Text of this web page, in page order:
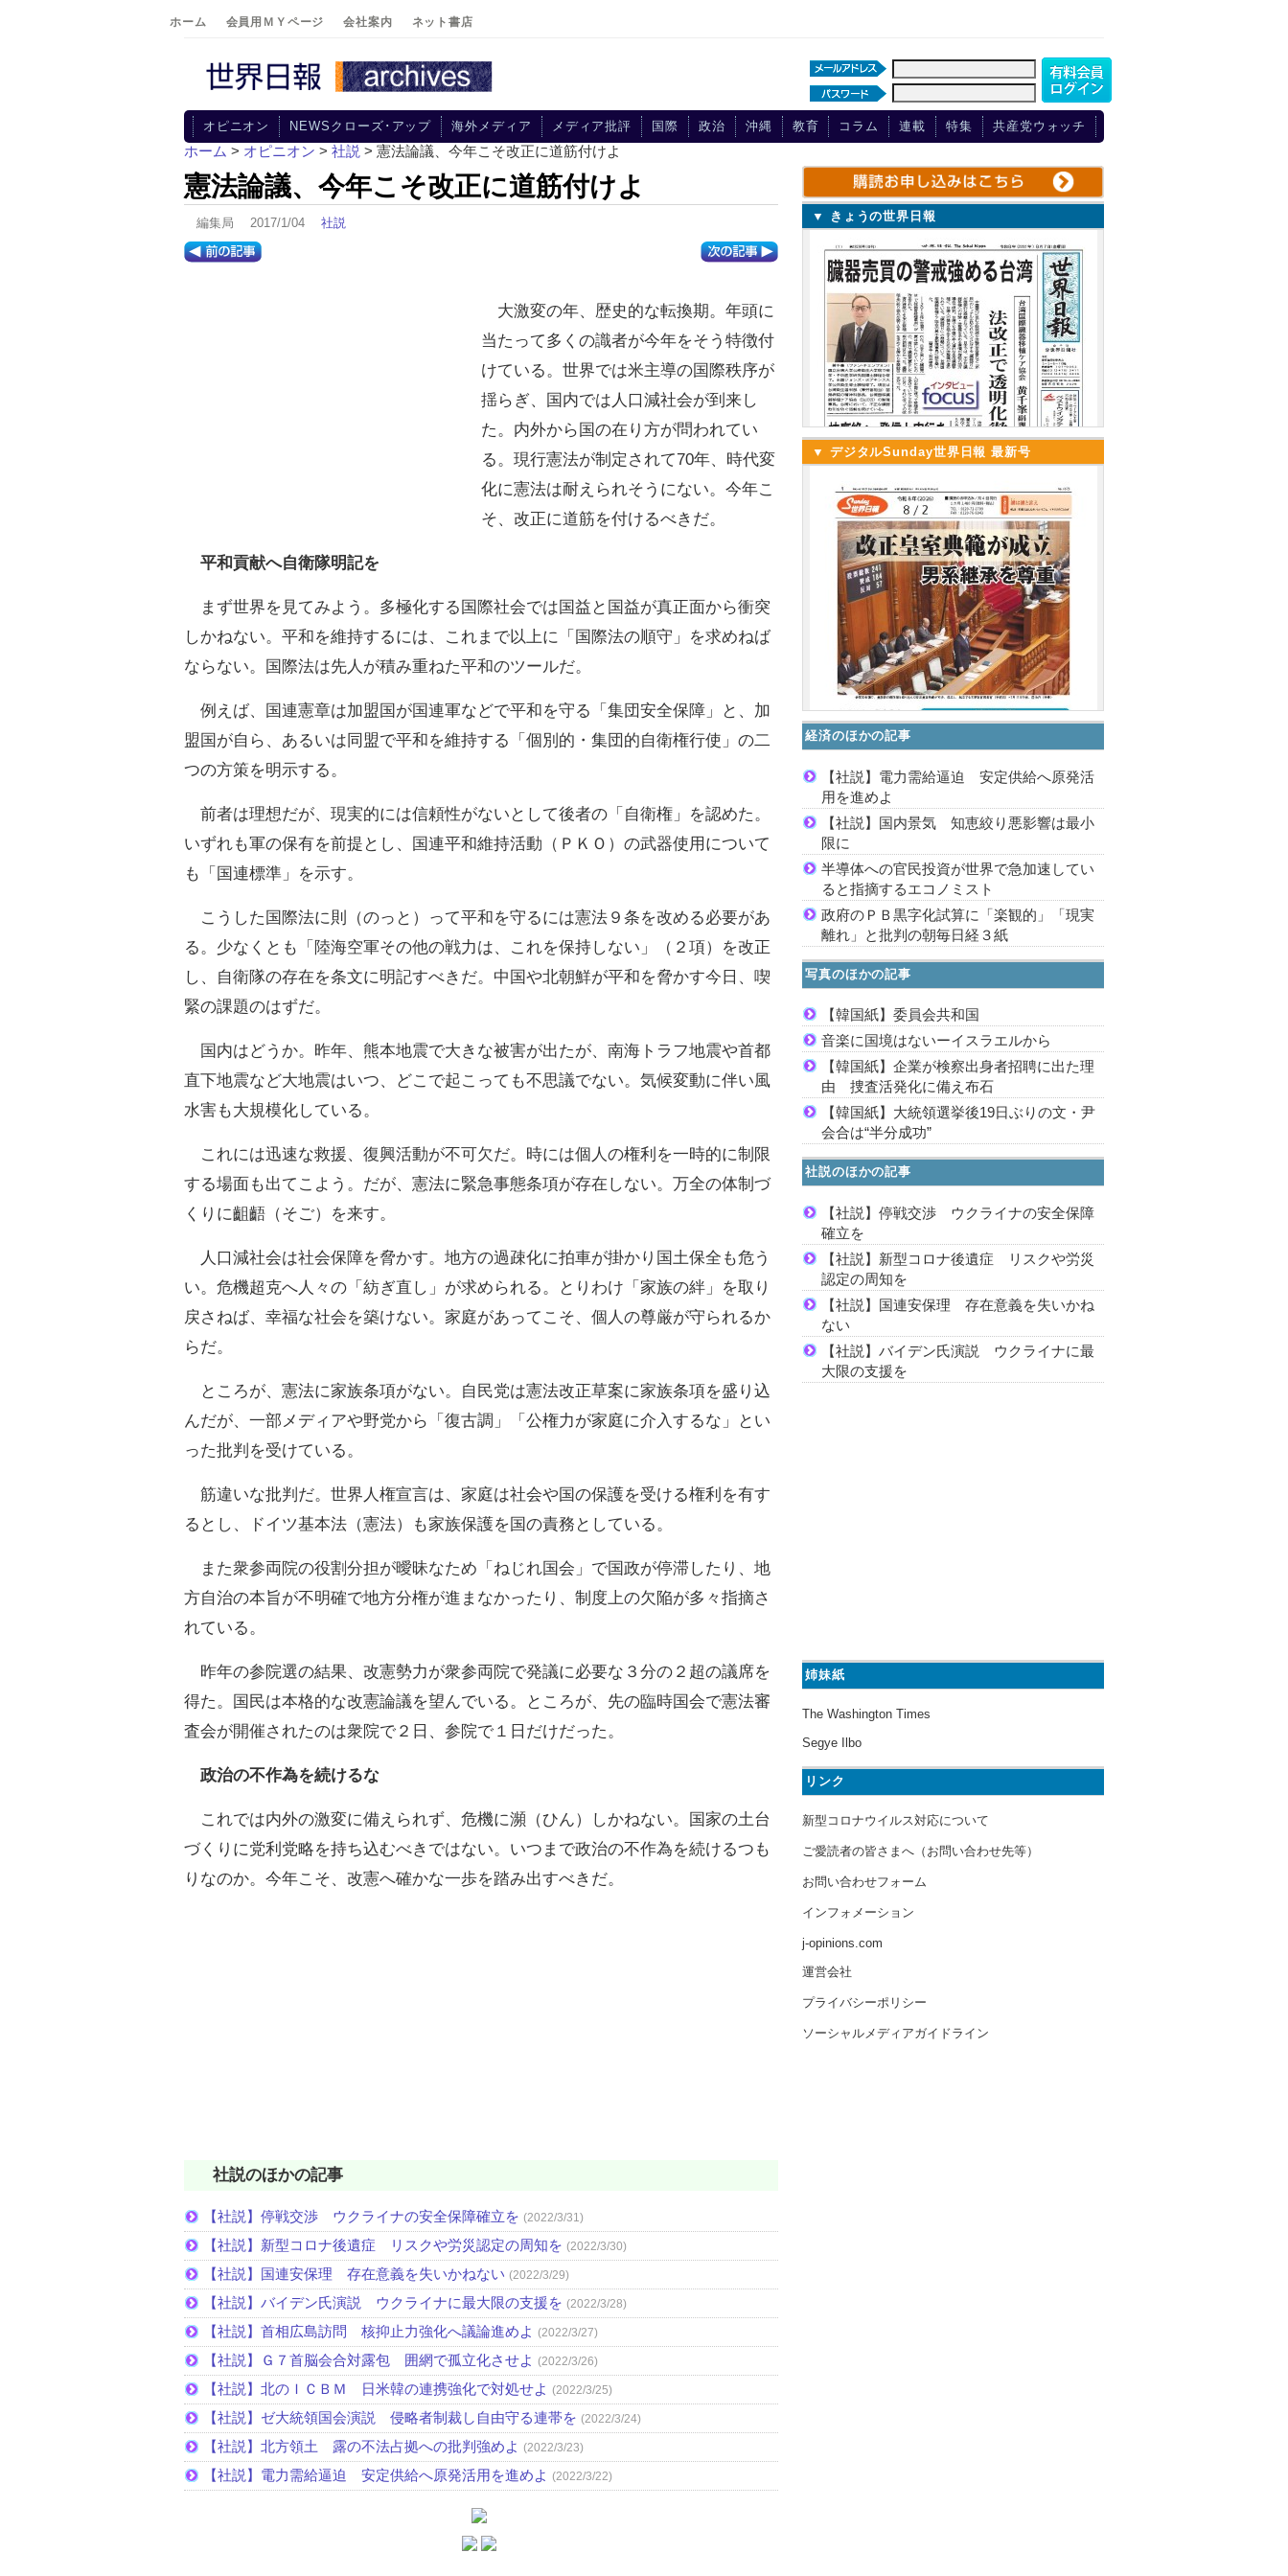
ホーム 会員用ＭＹページ 会社案内 ネット書店
オピニオン NEWSクローズ･アップ 海外メディア メディア批評 国際 政治 沖縄 教育 コラム 連載 特集 共産党ウォッチ
ホーム > オピニオン > 社説 > 憲法論議、今年こそ改正に道筋付けよ
憲法論議、今年こそ改正に道筋付けよ
編集局 2017/1/04 社説
大激変の年、歴史的な転換期。年頭に
当たって多くの識者が今年をそう特徴付
けている。世界では米主導の国際秩序が
揺らぎ、国内では人口減社会が到来し
た。内外から国の在り方が問われてい
る。現行憲法が制定されて70年、時代変
化に憲法は耐えられそうにない。今年こ
そ、改正に道筋を付けるべきだ。
平和貢献へ自衛隊明記を
まず世界を見てみよう。多極化する国際社会では国益と国益が真正面から衝突
しかねない。平和を維持するには、これまで以上に「国際法の順守」を求めねば
ならない。国際法は先人が積み重ねた平和のツールだ。
例えば、国連憲章は加盟国が国連軍などで平和を守る「集団安全保障」と、加
盟国が自ら、あるいは同盟で平和を維持する「個別的・集団的自衛権行使」の二
つの方策を明示する。
前者は理想だが、現実的には信頼性がないとして後者の「自衛権」を認めた。
いずれも軍の保有を前提とし、国連平和維持活動（ＰＫＯ）の武器使用について
も「国連標準」を示す。
こうした国際法に則（のっと）って平和を守るには憲法９条を改める必要があ
る。少なくとも「陸海空軍その他の戦力は、これを保持しない」（２項）を改正
し、自衛隊の存在を条文に明記すべきだ。中国や北朝鮮が平和を脅かす今日、喫
緊の課題のはずだ。
国内はどうか。昨年、熊本地震で大きな被害が出たが、南海トラフ地震や首都
直下地震など大地震はいつ、どこで起こっても不思議でない。気候変動に伴い風
水害も大規模化している。
これには迅速な救援、復興活動が不可欠だ。時には個人の権利を一時的に制限
する場面も出てこよう。だが、憲法に緊急事態条項が存在しない。万全の体制づ
くりに齟齬（そご）を来す。
人口減社会は社会保障を脅かす。地方の過疎化に拍車が掛かり国土保全も危う
い。危機超克へ人々の「紡ぎ直し」が求められる。とりわけ「家族の絆」を取り
戻さねば、幸福な社会を築けない。家庭があってこそ、個人の尊厳が守られるか
らだ。
ところが、憲法に家族条項がない。自民党は憲法改正草案に家族条項を盛り込
んだが、一部メディアや野党から「復古調」「公権力が家庭に介入するな」とい
った批判を受けている。
筋違いな批判だ。世界人権宣言は、家庭は社会や国の保護を受ける権利を有す
るとし、ドイツ基本法（憲法）も家族保護を国の責務としている。
また衆参両院の役割分担が曖昧なため「ねじれ国会」で国政が停滞したり、地
方自治の本旨が不明確で地方分権が進まなかったり、制度上の欠陥が多々指摘さ
れている。
昨年の参院選の結果、改憲勢力が衆参両院で発議に必要な３分の２超の議席を
得た。国民は本格的な改憲論議を望んでいる。ところが、先の臨時国会で憲法審
査会が開催されたのは衆院で２日、参院で１日だけだった。
政治の不作為を続けるな
これでは内外の激変に備えられず、危機に瀕（ひん）しかねない。国家の土台
づくりに党利党略を持ち込むべきではない。いつまで政治の不作為を続けるつも
りなのか。今年こそ、改憲へ確かな一歩を踏み出すべきだ。
社説のほかの記事
【社説】停戦交渉 ウクライナの安全保障確立を (2022/3/31)
【社説】新型コロナ後遺症 リスクや労災認定の周知を (2022/3/30)
【社説】国連安保理 存在意義を失いかねない (2022/3/29)
【社説】バイデン氏演説 ウクライナに最大限の支援を (2022/3/28)
【社説】首相広島訪問 核抑止力強化へ議論進めよ (2022/3/27)
【社説】Ｇ７首脳会合対露包 囲網で孤立化させよ (2022/3/26)
【社説】北のＩＣＢＭ 日米韓の連携強化で対処せよ (2022/3/25)
【社説】ゼ大統領国会演説 侵略者制裁し自由守る連帯を (2022/3/24)
【社説】北方領土 露の不法占拠への批判強めよ (2022/3/23)
【社説】電力需給逼迫 安定供給へ原発活用を進めよ (2022/3/22)
▼ きょうの世界日報
▼ デジタルSunday世界日報 最新号
経済のほかの記事
【社説】電力需給逼迫 安定供給へ原発活
用を進めよ
【社説】国内景気 知恵絞り悪影響は最小
限に
半導体への官民投資が世界で急加速してい
ると指摘するエコノミスト
政府のＰＢ黒字化試算に「楽観的」「現実
離れ」と批判の朝毎日経３紙
写真のほかの記事
【韓国紙】委員会共和国
音楽に国境はないーイスラエルから
【韓国紙】企業が検察出身者招聘に出た理
由 捜査活発化に備え布石
【韓国紙】大統領選挙後19日ぶりの文・尹
会合は“半分成功”
社説のほかの記事
【社説】停戦交渉 ウクライナの安全保障
確立を
【社説】新型コロナ後遺症 リスクや労災
認定の周知を
【社説】国連安保理 存在意義を失いかね
ない
【社説】バイデン氏演説 ウクライナに最
大限の支援を
姉妹紙
The Washington Times
Segye Ilbo
リンク
新型コロナウイルス対応について
ご愛読者の皆さまへ（お問い合わせ先等）
お問い合わせフォーム
インフォメーション
j-opinions.com
運営会社
プライバシーポリシー
ソーシャルメディアガイドライン